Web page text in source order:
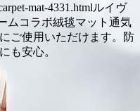
mat-4331.htmlルイヴ
ムコラボ絨毯マット通気
ご使用いただけます。防
も安心。